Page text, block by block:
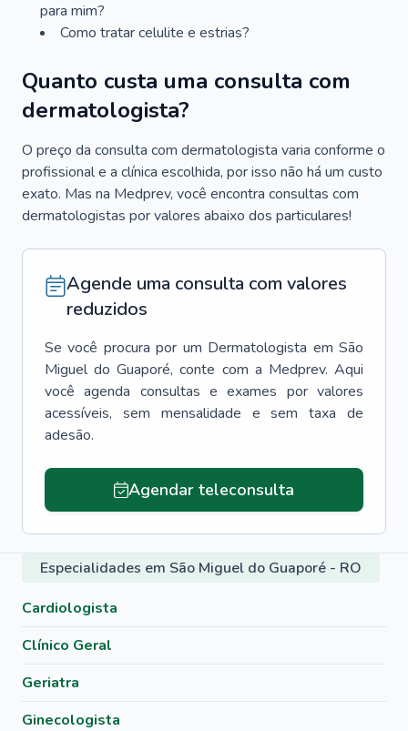
para mim?
Como tratar celulite e estrias?
Quanto custa uma consulta com
dermatologista?
O preço da consulta com dermatologista varia conforme o
profissional e a clínica escolhida, por isso não há um custo
exato. Mas na Medprev, você encontra consultas com
dermatologistas por valores abaixo dos particulares!
Agende uma consulta com valores
reduzidos
Se você procura por um Dermatologista em São
Miguel do Guaporé, conte com a Medprev. Aqui
você agenda consultas e exames por valores
acessíveis, sem mensalidade e sem taxa de
adesão.
Agendar teleconsulta
Especialidades em São Miguel do Guaporé - RO
Cardiologista
Clínico Geral
Geriatra
Ginecologista